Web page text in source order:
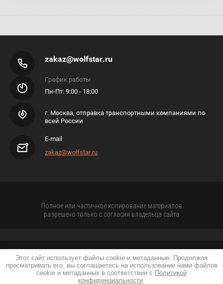
zakaz@wolfstar.ru
График работы
Пн-Пт: 9:00 - 18:00
г. Москва, отправка транспортными компаниями по
всей России
E-mail
zakaz@wolfstar.ru
Полное или частичное копирование материалов
разрешено только с согласия владельца сайта
Политика конфиденциальности
Этот сайт использует файлы cookie и метаданные. Продолжая
просматривать его, вы соглашаетесь на использование нами файлов
cookie и метаданных в соответствии с Политикой
конфиденциальности.